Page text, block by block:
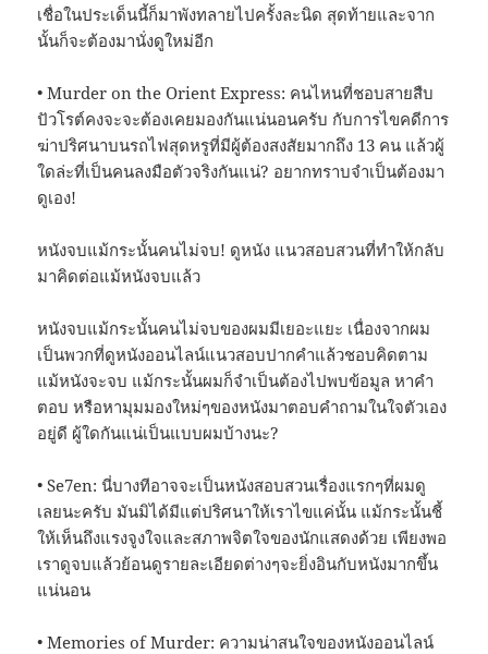
เชื่อในประเด็นนี้ก็มาพังทลายไปครั้งละนิด สุดท้ายและจาก
นั้นก็จะต้องมานั่งดูใหม่อีก
• Murder on the Orient Express: คนไหนที่ชอบสายสืบ
ปัวโรต์คงจะจะต้องเคยมองกันแน่นอนครับ กับการไขคดีการ
ฆ่าปริศนาบนรถไฟสุดหรูที่มีผู้ต้องสงสัยมากถึง 13 คน แล้วผู้
ใดล่ะที่เป็นคนลงมือตัวจริงกันแน่? อยากทราบจำเป็นต้องมา
ดูเอง!
หนังจบแม้กระนั้นคนไม่จบ! ดูหนัง แนวสอบสวนที่ทำให้กลับ
มาคิดต่อแม้หนังจบแล้ว
หนังจบแม้กระนั้นคนไม่จบของผมมีเยอะแยะ เนื่องจากผม
เป็นพวกที่ดูหนังออนไลน์แนวสอบปากคำแล้วชอบคิดตาม
แม้หนังจะจบ แม้กระนั้นผมก็จำเป็นต้องไปพบข้อมูล หาคำ
ตอบ หรือหามุมมองใหม่ๆของหนังมาตอบคำถามในใจตัวเอง
อยู่ดี ผู้ใดกันแน่เป็นแบบผมบ้างนะ?
• Se7en: นี่บางทีอาจจะเป็นหนังสอบสวนเรื่องแรกๆที่ผมดู
เลยนะครับ มันมิได้มีแต่ปริศนาให้เราไขแค่นั้น แม้กระนั้นชี้
ให้เห็นถึงแรงจูงใจและสภาพจิตใจของนักแสดงด้วย เพียงพอ
เราดูจบแล้วย้อนดูรายละเอียดต่างๆจะยิ่งอินกับหนังมากขึ้น
แน่นอน
• Memories of Murder: ความน่าสนใจของหนังออนไลน์